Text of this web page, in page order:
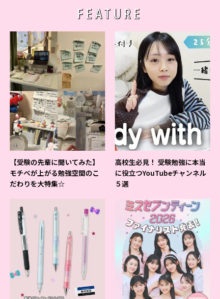
FEATURE
【受験の先輩に聞いてみた】
モチベが上がる勉強空間のこ
だわりを大特集☆
高校生必見！ 受験勉強に本当
に役立つYouTubeチャンネル
５選